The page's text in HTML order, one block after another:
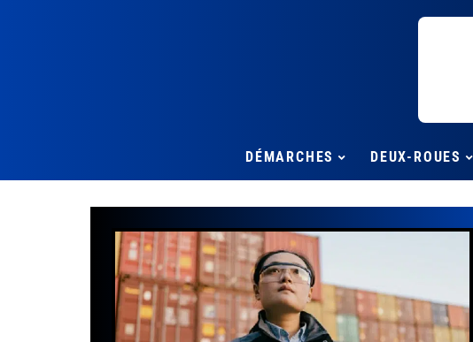
DÉMARCHES DEUX-ROUES